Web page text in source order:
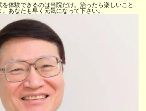
体験できるのは当院だけ。治ったら楽しいこと
あなたも早く元気になって下さい。